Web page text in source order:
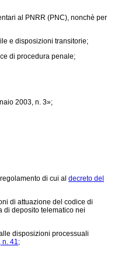
al PNRR (PNC), nonchè per
e disposizioni transitorie;
di procedura penale;
2003, n. 3»;
di cui al decreto del
di attuazione del codice di
di deposito telematico nei
disposizioni processuali
n. 41;